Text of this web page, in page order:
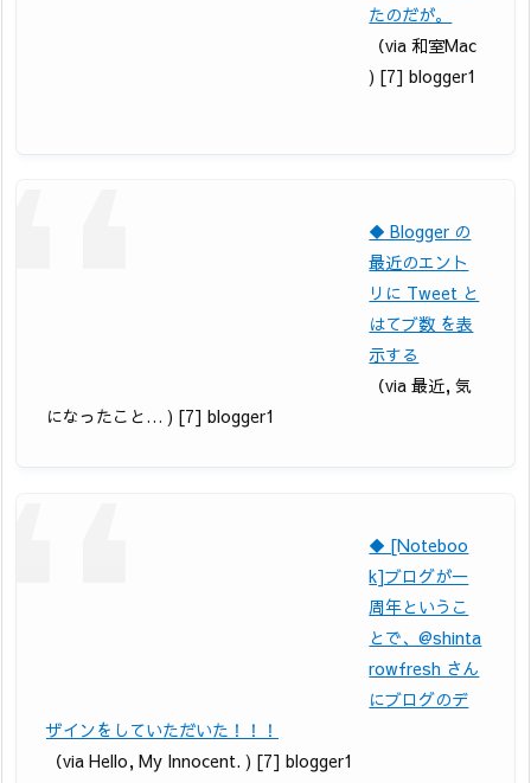
たのだが。
（via 和室Mac
) [7] blogger1
◆ Blogger の
最近のエント
リに Tweet と
はてブ数 を表
示する
（via 最近, 気
になったこと… ) [7] blogger1
◆ [Noteboo
k]ブログが一
周年というこ
とで、@shinta
rowfresh さん
にブログのデ
ザインをしていただいた！！！
（via Hello, My Innocent. ) [7] blogger1